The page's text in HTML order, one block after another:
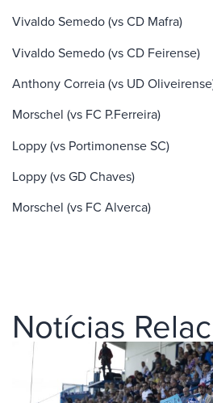
Vivaldo Semedo (vs CD Mafra)
Vivaldo Semedo (vs CD Feirense)
Anthony Correia (vs UD
Morschel (vs FC P.Ferreira)
Loppy (vs Portimonense SC)
Loppy (vs GD Chaves)
Morschel (vs FC Alverca)
Notícias